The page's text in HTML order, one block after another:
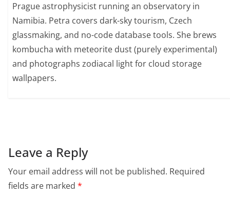
Prague astrophysicist running an observatory in
Namibia. Petra covers dark-sky tourism, Czech
glassmaking, and no-code database tools. She brews
kombucha with meteorite dust (purely experimental)
and photographs zodiacal light for cloud storage
wallpapers.
Leave a Reply
Your email address will not be published. Required
fields are marked *